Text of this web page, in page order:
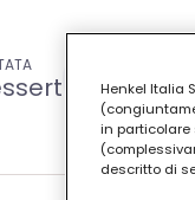
30
Henkel Italia
in particolare
descritto di